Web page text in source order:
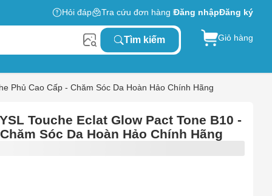
Hỏi đáp Tra cứu đơn hàng Đăng nhậpĐăng ký
Tìm kiếm Giỏ hàng
Phủ Cao Cấp - Chăm Sóc Da Hoàn Hảo Chính Hãng
Touche Eclat Glow Pact Tone B10 -
Sóc Da Hoàn Hảo Chính Hãng